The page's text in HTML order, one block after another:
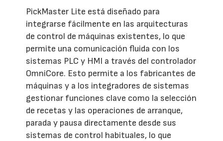
PickMaster Lite está diseñado para
integrarse fácilmente en las arquitecturas
de control de máquinas existentes, lo que
permite una comunicación fluida con los
sistemas PLC y HMI a través del controlador
OmniCore. Esto permite a los fabricantes de
máquinas y a los integradores de sistemas
gestionar funciones clave como la selección
de recetas y las operaciones de arranque,
parada y pausa directamente desde sus
sistemas de control habituales, lo que